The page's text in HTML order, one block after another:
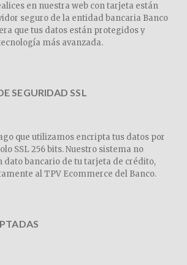
en nuestra web con tarjeta están
seguro de la entidad bancaria Banco
que tus datos están protegidos y
más avanzada.
SEGURIDAD SSL
que utilizamos encripta tus datos por
SSL 256 bits. Nuestro sistema no
dato bancario de tu tarjeta de crédito,
al TPV Ecommerce del Banco.